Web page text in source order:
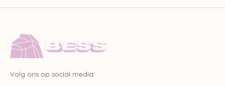
Volg ons op social media: